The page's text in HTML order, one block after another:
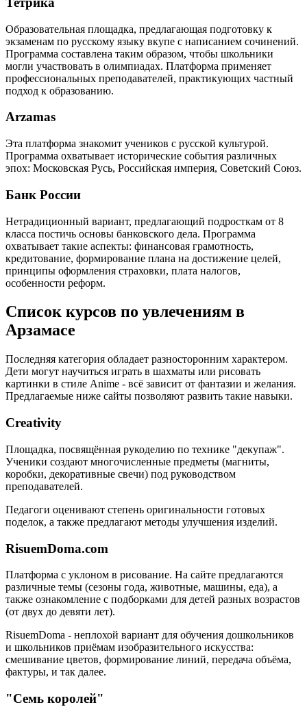
Образовательная площадка, предлагающая подготовку к
экзаменам по русскому языку вкупе с написанием сочинений.
Программа составлена таким образом, чтобы школьники
могли участвовать в олимпиадах. Платформа применяет
профессиональных преподавателей, практикующих частный
подход к образованию.
Arzamas
Эта платформа знакомит учеников с русской культурой.
Программа охватывает исторические события различных
эпох: Московская Русь, Российская империя, Советский Союз.
Банк России
Нетрадиционный вариант, предлагающий подросткам от 8
класса постичь основы банковского дела. Программа
охватывает такие аспекты: финансовая грамотность,
кредитование, формирование плана на достижение целей,
принципы оформления страховки, плата налогов,
особенности реформ.
Список курсов по увлечениям в
Арзамасе
Последняя категория обладает разносторонним характером.
Дети могут научиться играть в шахматы или рисовать
картинки в стиле Anime - всё зависит от фантазии и желания.
Предлагаемые ниже сайты позволяют развить такие навыки.
Creativity
Площадка, посвящённая рукоделию по технике "декупаж".
Ученики создают многочисленные предметы (магниты,
коробки, декоративные свечи) под руководством
преподавателей.
Педагоги оценивают степень оригинальности готовых
поделок, а также предлагают методы улучшения изделий.
RisuemDoma.com
Платформа с уклоном в рисование. На сайте предлагаются
различные темы (сезоны года, животные, машины, еда), а
также ознакомление с подборками для детей разных возрастов
(от двух до девяти лет).
RisuemDoma - неплохой вариант для обучения дошкольников
и школьников приёмам изобразительного искусства:
смешивание цветов, формирование линий, передача объёма,
фактуры, и так далее.
"Семь королей"